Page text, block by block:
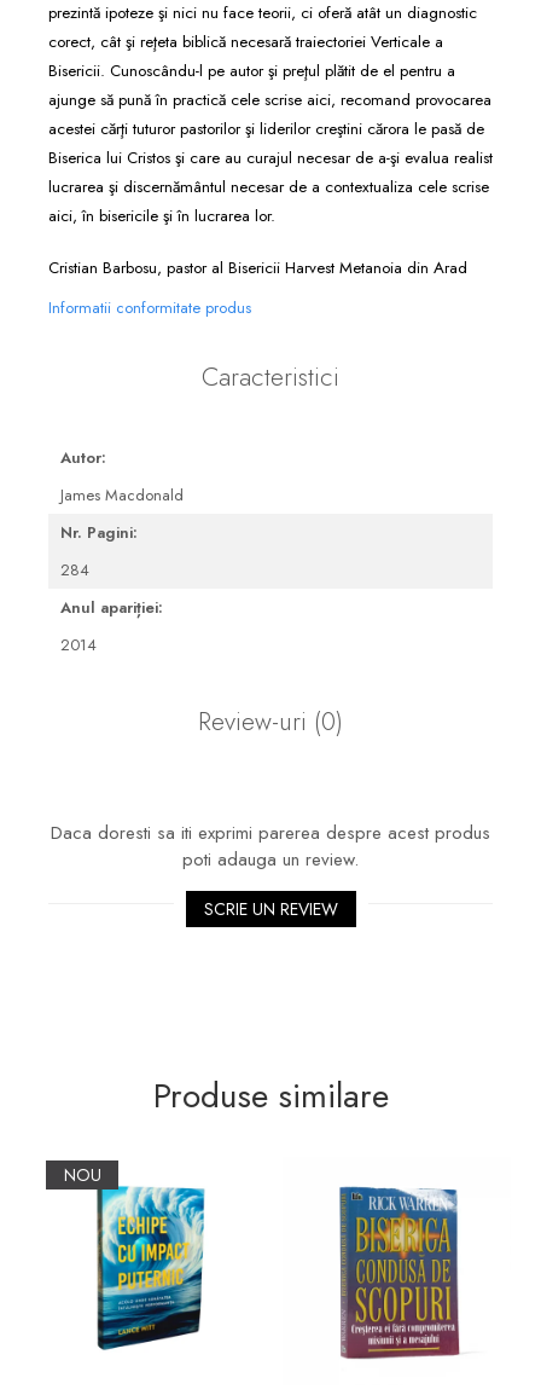
prezintă ipoteze şi nici nu face teorii, ci oferă atât un diagnostic
corect, cât şi reţeta biblică necesară traiectoriei Verticale a
Bisericii. Cunoscându-l pe autor şi preţul plătit de el pentru a
ajunge să pună în practică cele scrise aici, recomand provocarea
acestei cărţi tuturor pastorilor şi liderilor creştini cărora le pasă de
Biserica lui Cristos şi care au curajul necesar de a-şi evalua realist
lucrarea şi discernământul necesar de a contextualiza cele scrise
aici, în bisericile şi în lucrarea lor.
Cristian Barbosu, pastor al Bisericii Harvest Metanoia din Arad
Informatii conformitate produs
Caracteristici
Autor:
James Macdonald
Nr. Pagini:
284
Anul apariției:
2014
Review-uri (0)
Daca doresti sa iti exprimi parerea despre acest produs
poti adauga un review.
SCRIE UN REVIEW
Produse similare
NOU